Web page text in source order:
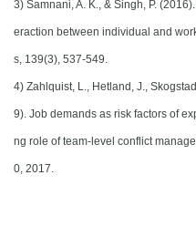
3) Samnani, A. K., & Singh, P.
eraction between individual and
s, 139(3), 537-549.
4) Zahlquist, L., Hetland, J.,
9). Job demands as risk factors of
ng role of team-level conflict
0, 2017.